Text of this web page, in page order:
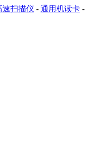
速扫描仪 - 通用机读卡 -